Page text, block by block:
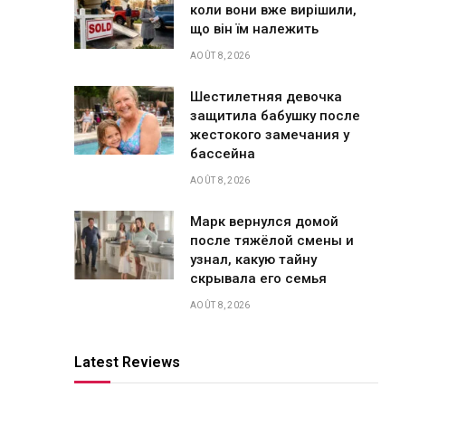
коли вони вже вирішили,
що він їм належить
AOÛT 8, 2026
Шестилетняя девочка
защитила бабушку после
жестокого замечания у
бассейна
AOÛT 8, 2026
Марк вернулся домой
после тяжёлой смены и
узнал, какую тайну
скрывала его семья
AOÛT 8, 2026
Latest Reviews